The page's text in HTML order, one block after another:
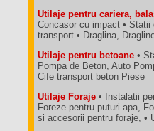
Utilaje pentru cariera,
Concasor cu impact • Statii
transport • Draglina,
Utilaje pentru betoane •
Pompa de Beton, Auto
Cife transport beton Piese
Utilaje Foraje • Instalatii
Foreze pentru puturi apa,
si accesorii pentru foraje, •